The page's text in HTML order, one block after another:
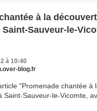
à la
Sauveur-le-
à 10:40
blog.fr